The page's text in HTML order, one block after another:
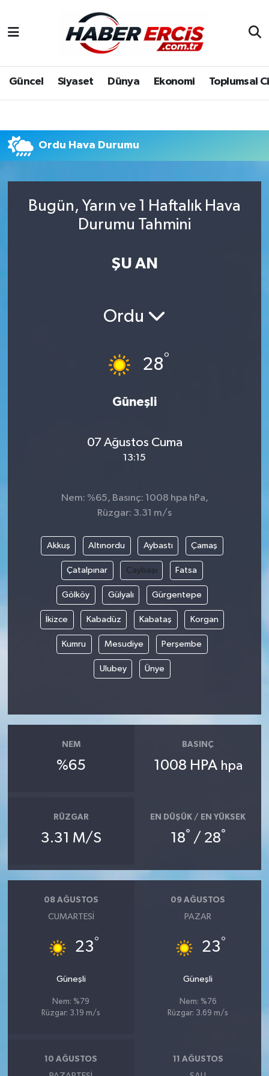
Güncel Siyaset Dünya Ekonomi Toplumsal
Ordu Hava Durumu
Bugün, Yarın ve 1 Haftalık Hava
Durumu Tahmini
ŞU AN
Ordu
28°
Güneşli
07 Ağustos Cuma
13:15
Nem: %65, Basınç: 1008 hpa hPa,
Rüzgar: 3.31 m/s
Akkuş Altınordu Aybastı Çamaş
Çatalpınar Çaybaşı Fatsa
Gölköy Gülyalı Gürgentepe
İkizce Kabadüz Kabataş Korgan
Kumru Mesudiye Perşembe
Ulubey Ünye
NEM
%65
BASINÇ
1008 HPA hpa
RÜZGAR
3.31 M/S
EN DÜŞÜK / EN YÜKSEK
18° / 28°
08 AĞUSTOS
CUMARTESI
23°
Güneşli
Nem: %79
Rüzgar: 3.19 m/s
09 AĞUSTOS
PAZAR
23°
Güneşli
Nem: %76
Rüzgar: 3.69 m/s
10 AĞUSTOS 11 AĞUSTOS